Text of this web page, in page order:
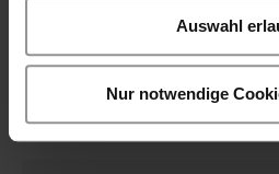
Auswahl
Nur notwendige
50 ml